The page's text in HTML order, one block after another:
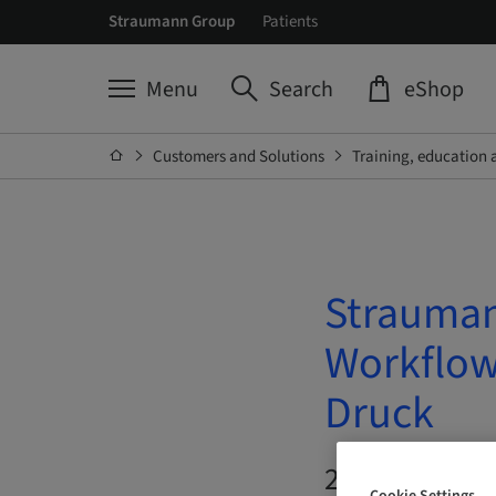
Straumann Group Patients
Menu Search eShop
Customers and Solutions Training, education
Druck
21. Oct 2026